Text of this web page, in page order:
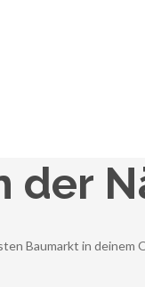
der
Baumarkt in deinem